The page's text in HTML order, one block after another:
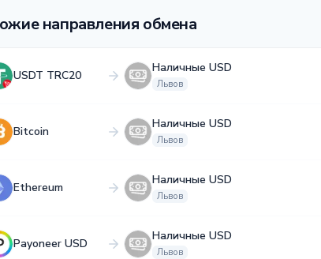
направления обмена
USDT TRC20
Наличные USD
Львов
Bitcoin
Наличные USD
Львов
Ethereum
Наличные USD
Львов
Payoneer USD
Наличные USD
Львов